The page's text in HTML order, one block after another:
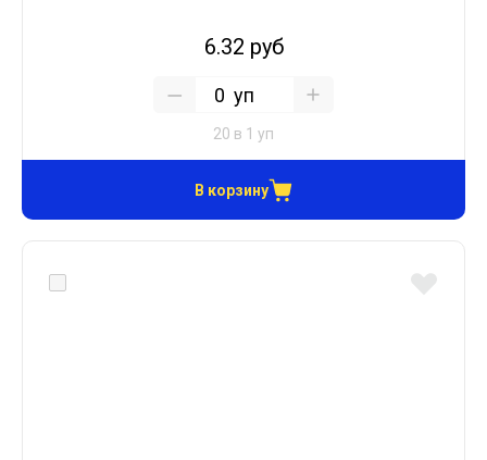
6.32 руб
уп
20 в 1 уп
В корзину